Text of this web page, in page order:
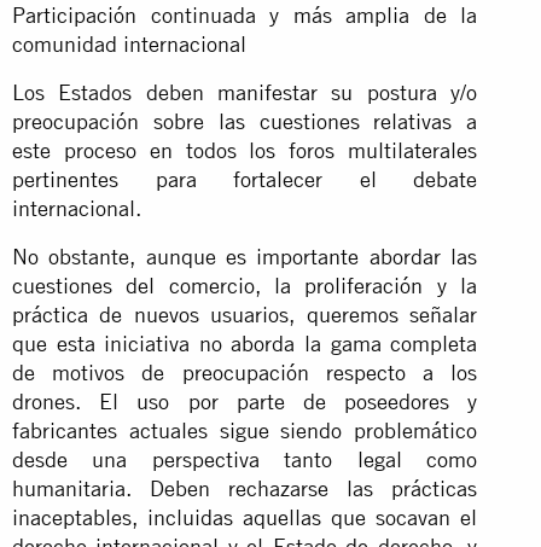
Participación continuada y más amplia de la
comunidad internacional
Los Estados deben manifestar su postura y/o
preocupación sobre las cuestiones relativas a
este proceso en todos los foros multilaterales
pertinentes para fortalecer el debate
internacional.
No obstante, aunque es importante abordar las
cuestiones del comercio, la proliferación y la
práctica de nuevos usuarios, queremos señalar
que esta iniciativa no aborda la gama completa
de motivos de preocupación respecto a los
drones. El uso por parte de poseedores y
fabricantes actuales sigue siendo problemático
desde una perspectiva tanto legal como
humanitaria. Deben rechazarse las prácticas
inaceptables, incluidas aquellas que socavan el